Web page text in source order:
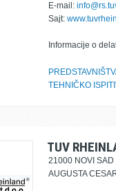
E-mail:
Sajt:
Informacije o
TEHNIČKO
TUV
21000 NOVI SAD
AUGUSTA